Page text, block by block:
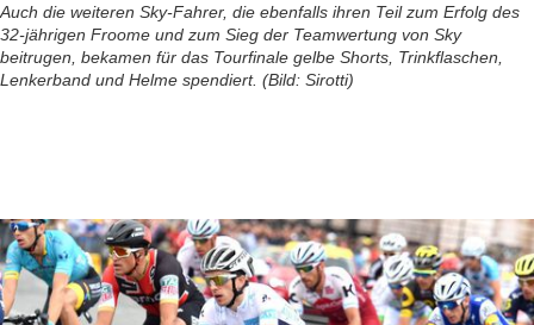
Auch die weiteren Sky-Fahrer, die ebenfalls ihren Teil zum Erfolg des
32-jährigen Froome und zum Sieg der Teamwertung von Sky
beitrugen, bekamen für das Tourfinale gelbe Shorts, Trinkflaschen,
Lenkerband und Helme spendiert. (Bild: Sirotti)